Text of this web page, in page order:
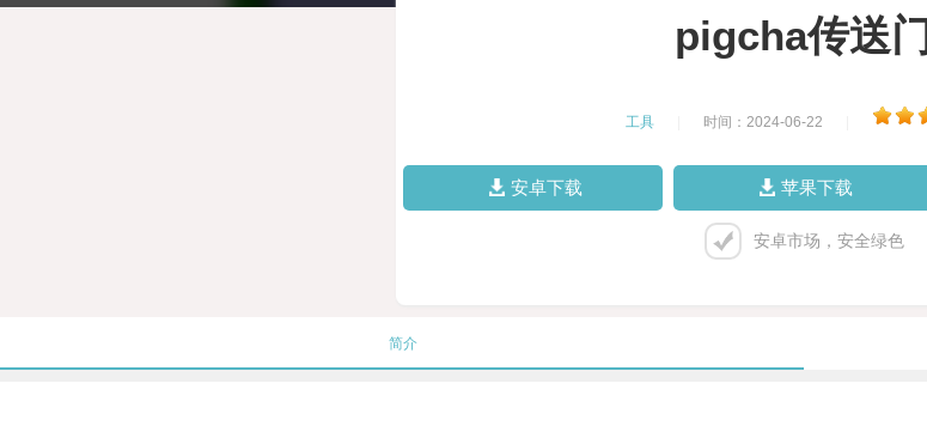
pigcha传送门
工具 时间：2024-06-22
安卓下载 苹果下载
安卓市场，安全绿色
简介